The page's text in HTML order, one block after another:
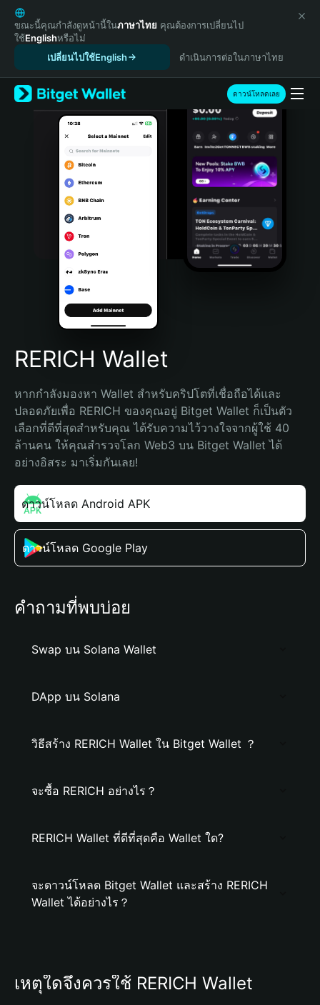
English
日本語
Tiếng Việt
Español (Latinoamérica)
Türkçe
Italiano
Português (Portugal)
Bahasa Indonesia
Português (Brasil)
Español (Argentina)
ขณะนี้คุณกำลังดูหน้านี้ในภาษาไทย คุณต้องการเปลี่ยนไป
ใช้Englishหรือไม่
เปลี่ยนไปใช้English
ดำเนินการต่อในภาษาไทย
ดาวน์โหลดเลย
RERICH Wallet
หากกำลังมองหา Wallet สำหรับคริปโตที่เชื่อถือได้และ
ปลอดภัยเพื่อ RERICH ของคุณอยู่ Bitget Wallet ก็เป็นตัว
เลือกที่ดีที่สุดสำหรับคุณ ได้รับความไว้วางใจจากผู้ใช้ 40
ล้านคน ให้คุณสำรวจโลก Web3 บน Bitget Wallet ได้
อย่างอิสระ มาเริ่มกันเลย!
ดาวน์โหลด Android APK
ดาวน์โหลด Google Play
คำถามที่พบบ่อย
Swap บน Solana Wallet
DApp บน Solana
วิธีสร้าง RERICH Wallet ใน Bitget Wallet ？
จะซื้อ RERICH อย่างไร？
RERICH Wallet ที่ดีที่สุดคือ Wallet ใด?
จะดาวน์โหลด Bitget Wallet และสร้าง RERICH
Wallet ได้อย่างไร？
เหตุใดจึงควรใช้ RERICH Wallet